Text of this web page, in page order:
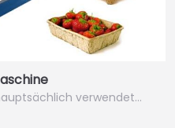
verwendet…